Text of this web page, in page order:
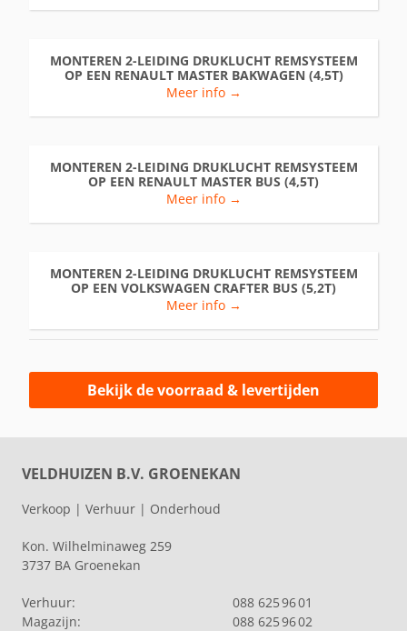
MONTEREN 2-LEIDING DRUKLUCHT REMSYSTEEM
OP EEN RENAULT MASTER BAKWAGEN (4,5T)
Meer info →
MONTEREN 2-LEIDING DRUKLUCHT REMSYSTEEM
OP EEN RENAULT MASTER BUS (4,5T)
Meer info →
MONTEREN 2-LEIDING DRUKLUCHT REMSYSTEEM
OP EEN VOLKSWAGEN CRAFTER BUS (5,2T)
Meer info →
Bekijk de voorraad & levertijden
VELDHUIZEN B.V. GROENEKAN
Verkoop | Verhuur | Onderhoud
Kon. Wilhelminaweg 259
3737 BA Groenekan
Verhuur:
088 625 96 01
Magazijn:
088 625 96 02